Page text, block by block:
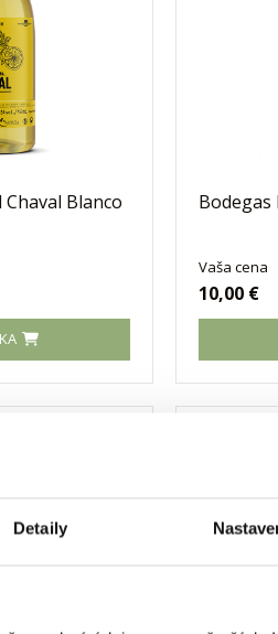
Detaily
Blanco
Bodegas
Vaša cena
10,00 €